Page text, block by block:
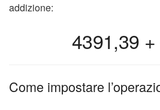
addizione:
4391,39
Come impostare